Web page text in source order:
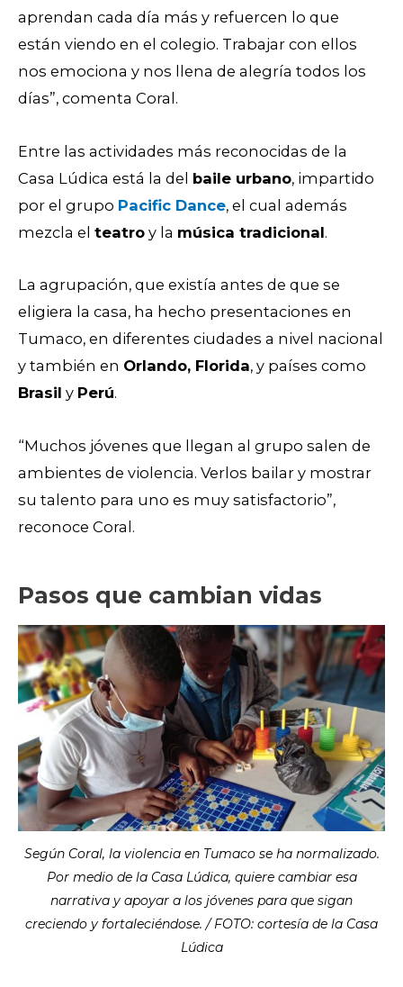
aprendan cada día más y refuercen lo que
están viendo en el colegio. Trabajar con ellos
nos emociona y nos llena de alegría todos los
días”, comenta Coral.
Entre las actividades más reconocidas de la
Casa Lúdica está la del baile urbano, impartido
por el grupo Pacific Dance, el cual además
mezcla el teatro y la música tradicional.
La agrupación, que existía antes de que se
eligiera la casa, ha hecho presentaciones en
Tumaco, en diferentes ciudades a nivel nacional
y también en Orlando, Florida, y países como
Brasil y Perú.
“Muchos jóvenes que llegan al grupo salen de
ambientes de violencia. Verlos bailar y mostrar
su talento para uno es muy satisfactorio”,
reconoce Coral.
Pasos que cambian vidas
Según Coral, la violencia en Tumaco se ha normalizado.
Por medio de la Casa Lúdica, quiere cambiar esa
narrativa y apoyar a los jóvenes para que sigan
creciendo y fortaleciéndose. / FOTO: cortesía de la Casa
Lúdica